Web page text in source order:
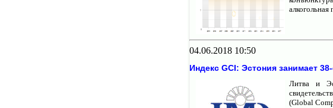
алкогольная
04.06.2018 10:50
Индекс GCI: Эстония занимает
Литва и
(Global